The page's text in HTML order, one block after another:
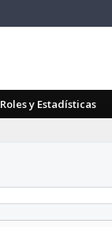
Roles y Estadísticas